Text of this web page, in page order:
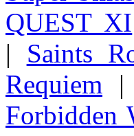
QUEST XI
| Saints
Requiem |
Forbidden